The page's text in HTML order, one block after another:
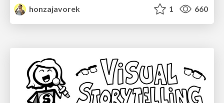
honzajavorek
1 660